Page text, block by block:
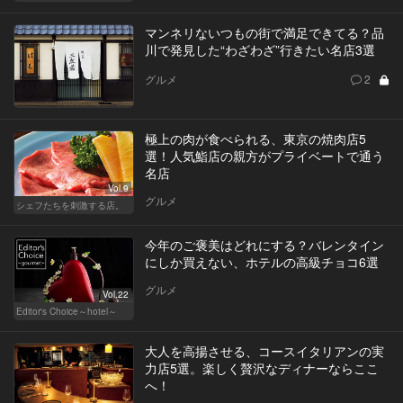
マンネリないつもの街で満足できてる？品
川で発見した“わざわざ”行きたい名店3選
グルメ 2
Vol.9
シェフたちを刺激する店。
極上の肉が食べられる、東京の焼肉店5
選！人気鮨店の親方がプライベートで通う
名店
グルメ
Vol.22
Editor's Choice～hotel～
今年のご褒美はどれにする？バレンタイン
にしか買えない、ホテルの高級チョコ6選
グルメ
大人を高揚させる、コースイタリアンの実
力店5選。楽しく贅沢なディナーならここ
へ！